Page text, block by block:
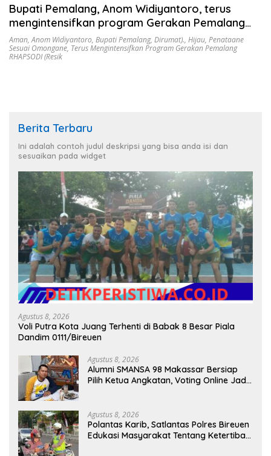
Juni 13, 2026
Bupati Pemalang, Anom Widiyantoro, terus
mengintensifkan program Gerakan Pemalang
RHAPSODI (Resik, Hijau, Aman, Penataane
Sesuai Omongane, Dirumat).
Aman,Anom Widiyantoro, Bupati Pemalang, Dirumat)., Hijau, Penataane
Sesuai Omongane, Terus Mengintensifkan Program Gerakan Pemalang
RHAPSODI (Resik
Berita Terbaru
Ini adalah contoh judul deskripsi yang bisa anda isi dan
sesuaikan pada widget
Agustus 8, 2026
Voli Putra Kota Juang Terhenti di Babak 8 Besar Piala
Dandim 0111/Bireuen
Agustus 8, 2026
Alumni SMANSA 98 Makassar Bersiap
Pilih Ketua Angkatan, Voting Online Jadi
Agustus 8, 2026
Polantas Karib, Satlantas Polres Bireuen
Edukasi Masyarakat Tentang Ketertiban